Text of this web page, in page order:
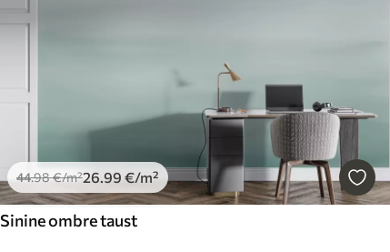
44.98€/m²26.99 €/m²
Sinine ombre taust